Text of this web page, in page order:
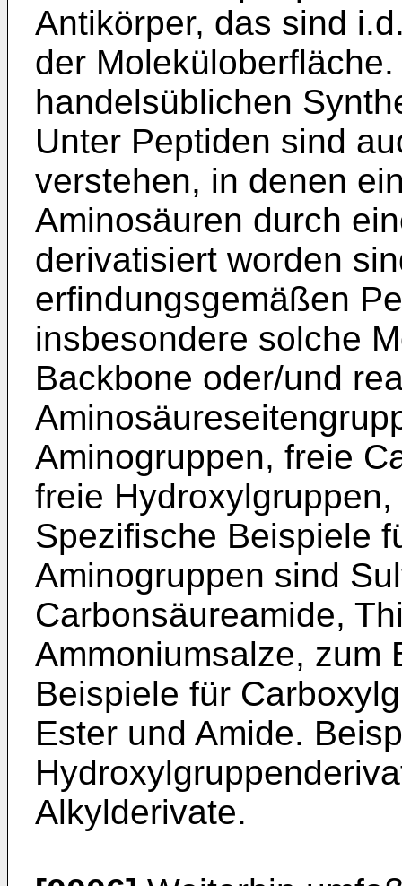
Antikörper, das sind
der
handelsüblichen
Unter Peptiden sind
verstehen, in denen
Aminosäuren durch
derivatisiert worden
erfindungsgemäßen
insbesondere solche
Backbone oder/und
Aminogruppen, freie
freie
Spezifische Beispiele
Aminogruppen sind
Carbonsäureamide,
Ammoniumsalze, zum
Beispiele für
Ester und Amide.
Alkylderivate.